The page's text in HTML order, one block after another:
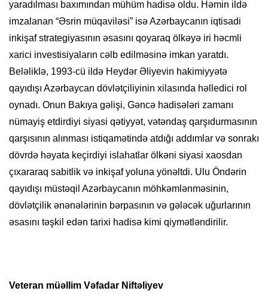
yaradılması baxımından mühüm hadisə oldu. Həmin ildə
imzalanan “Əsrin müqaviləsi” isə Azərbaycanın iqtisadi
inkişaf strategiyasının əsasını qoyaraq ölkəyə iri həcmli
xarici investisiyaların cəlb edilməsinə imkan yaratdı.
Beləliklə, 1993-cü ildə Heydər Əliyevin hakimiyyətə
qayıdışı Azərbaycan dövlətçiliyinin xilasında həlledici rol
oynadı. Onun Bakıya gəlişi, Gəncə hadisələri zamanı
nümayiş etdirdiyi siyasi qətiyyət, vətəndaş qarşıdurmasının
qarşısının alınması istiqamətində atdığı addımlar və sonrakı
dövrdə həyata keçirdiyi islahatlar ölkəni siyasi xaosdan
çıxararaq sabitlik və inkişaf yoluna yönəltdi. Ulu Öndərin
qayıdışı müstəqil Azərbaycanın möhkəmlənməsinin,
dövlətçilik ənənələrinin bərpasının və gələcək uğurlarının
əsasını təşkil edən tarixi hadisə kimi qiymətləndirilir.
Veteran müəllim Vəfadar Niftəliyev